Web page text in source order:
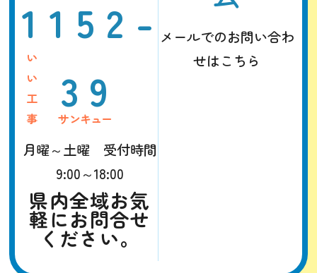
1152-
39
月曜～土曜 受付時間
9:00～18:00
県内全域お気
軽にお問合せ
ください。
メールでのお問い合わ
せはこちら